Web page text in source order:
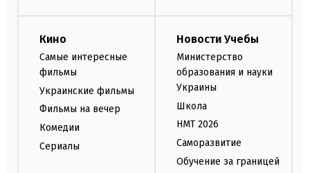
Кино
Самые интересные
фильмы
Украинские фильмы
Фильмы на вечер
Комедии
Сериалы
Новости Учебы
Министерство
образования и науки
Украины
Школа
НМТ 2026
Саморазвитие
Обучение за границей